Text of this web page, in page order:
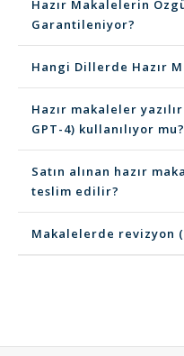
Hazır Makalelerin
Garantileniyor?
Hangi Dillerde Hazır
Hazır makaleler
GPT-4) kullanılıyor mu?
Satın alınan hazır
teslim edilir?
Makalelerde revizyon